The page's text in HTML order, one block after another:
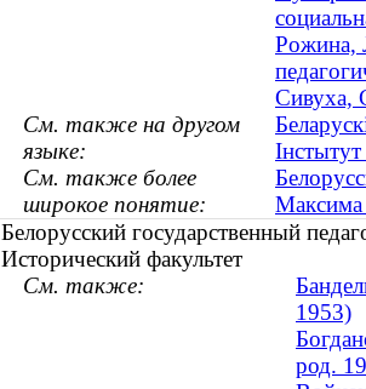
Рожина,
Сивуха,
См. также на другом
языке:
Інстытут
См. также более
широкое понятие:
Белорусский государственный
Исторический факультет
См. также:
1953)
род.